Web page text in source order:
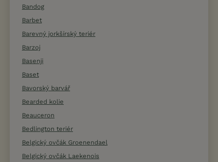
Bandog
Barbet
Barevný jorkšírský teriér
Barzoj
Basenji
Baset
Bavorský barvář
Bearded kolie
Beauceron
Bedlington teriér
Belgický ovčák Groenendael
Belgický ovčák Laekenois